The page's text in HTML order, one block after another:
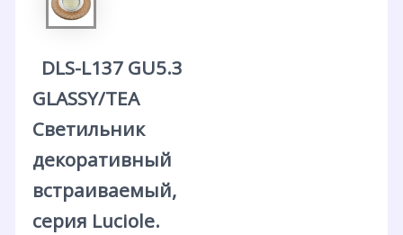
DLS-L137 GU5.3
GLASSY/TEA
Светильник
декоративный
встраиваемый,
серия Luciole.